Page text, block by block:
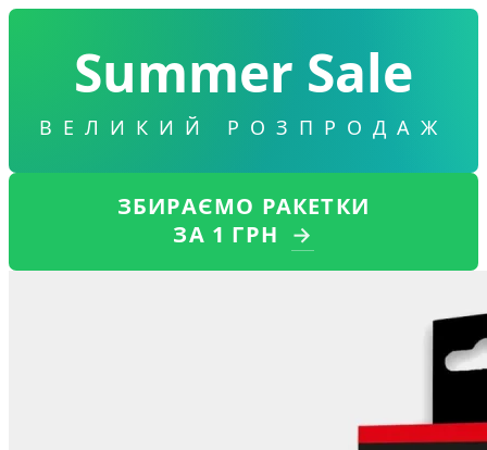
Summer Sale
ВЕЛИКИЙ РОЗПРОДАЖ
ЗБИРАЄМО РАКЕТКИ
ЗА 1 ГРН →